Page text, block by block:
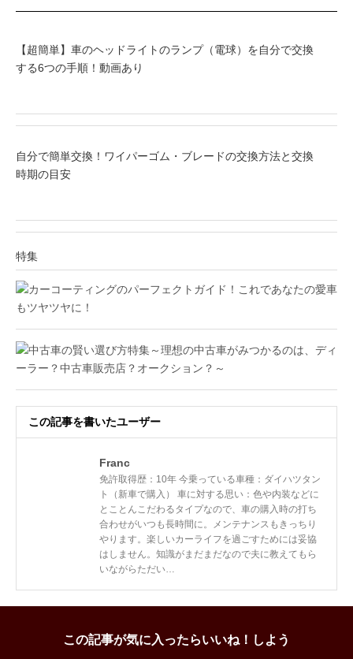
【超簡単】車のヘッドライトのランプ（電球）を自分で交換
する6つの手順！動画あり
自分で簡単交換！ワイパーゴム・ブレードの交換方法と交換
時期の目安
特集
この記事を書いたユーザー
Franc
免許取得歴：10年 今乗っている車種：ダイハツタン
ト（新車で購入） 車に対する思い：色や内装などに
とことんこだわるタイプなので、車の購入時の打ち
合わせがいつも長時間に。メンテナンスもきっちり
やります。楽しいカーライフを過ごすためには妥協
はしません。知識がまだまだなので夫に教えてもら
いながらただい…
この記事が気に入ったらいいね！しよう